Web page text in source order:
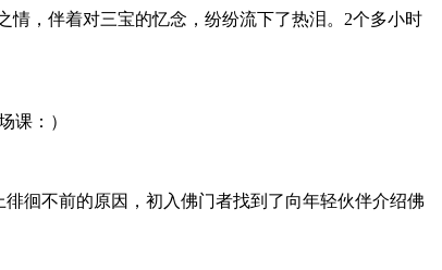
，伴着对三宝的忆念，纷纷流下了热泪。2个多小时
课：）
徊不前的原因，初入佛门者找到了向年轻伙伴介绍佛